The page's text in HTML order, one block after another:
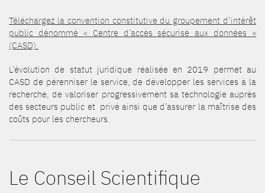
Téléchargez la convention constitutive du groupement d’intérêt
public dénommé « Centre d’accès sécurisé aux données »
(CASD).
L’évolution de statut juridique réalisée en 2019 permet au
CASD de pérenniser le service, de développer les services à la
recherche, de valoriser progressivement sa technologie auprès
des secteurs public et privé ainsi que d’assurer la maîtrise des
coûts pour les chercheurs.
Le Conseil Scientifique